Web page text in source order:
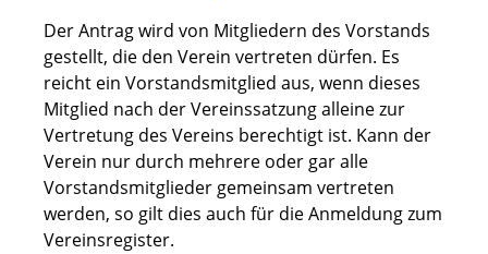
Der Antrag wird von Mitgliedern des Vorstands
gestellt, die den Verein vertreten dürfen. Es
reicht ein Vorstandsmitglied aus, wenn dieses
Mitglied nach der Vereinssatzung alleine zur
Vertretung des Vereins berechtigt ist. Kann der
Verein nur durch mehrere oder gar alle
Vorstandsmitglieder gemeinsam vertreten
werden, so gilt dies auch für die Anmeldung zum
Vereinsregister.